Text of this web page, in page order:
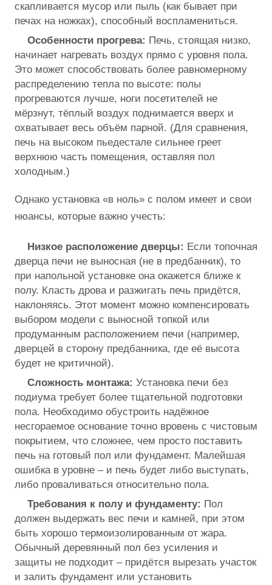
скапливается мусор или пыль (как бывает при
печах на ножках), способный воспламениться.
Особенности прогрева: Печь, стоящая низко,
начинает нагревать воздух прямо с уровня пола.
Это может способствовать более равномерному
распределению тепла по высоте: полы
прогреваются лучше, ноги посетителей не
мёрзнут, тёплый воздух поднимается вверх и
охватывает весь объём парной. (Для сравнения,
печь на высоком пьедестале сильнее греет
верхнюю часть помещения, оставляя пол
холодным.)
Однако установка «в ноль» с полом имеет и свои
нюансы, которые важно учесть:
Низкое расположение дверцы: Если топочная
дверца печи не выносная (не в предбанник), то
при напольной установке она окажется ближе к
полу. Класть дрова и разжигать печь придётся,
наклоняясь. Этот момент можно компенсировать
выбором модели с выносной топкой или
продуманным расположением печи (например,
дверцей в сторону предбанника, где её высота
будет не критичной).
Сложность монтажа: Установка печи без
подиума требует более тщательной подготовки
пола. Необходимо обустроить надёжное
несгораемое основание точно вровень с чистовым
покрытием, что сложнее, чем просто поставить
печь на готовый пол или фундамент. Малейшая
ошибка в уровне – и печь будет либо выступать,
либо проваливаться относительно пола.
Требования к полу и фундаменту: Пол
должен выдержать вес печи и камней, при этом
быть хорошо термоизолированным от жара.
Обычный деревянный пол без усиления и
защиты не подходит – придётся вырезать участок
и залить фундамент или установить